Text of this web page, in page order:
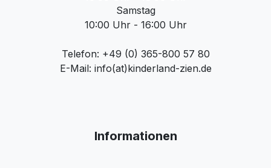
Samstag
10:00 Uhr - 16:00 Uhr
Telefon: +49 (0) 365-800 57 80
E-Mail: info(at)kinderland-zien.de
Informationen